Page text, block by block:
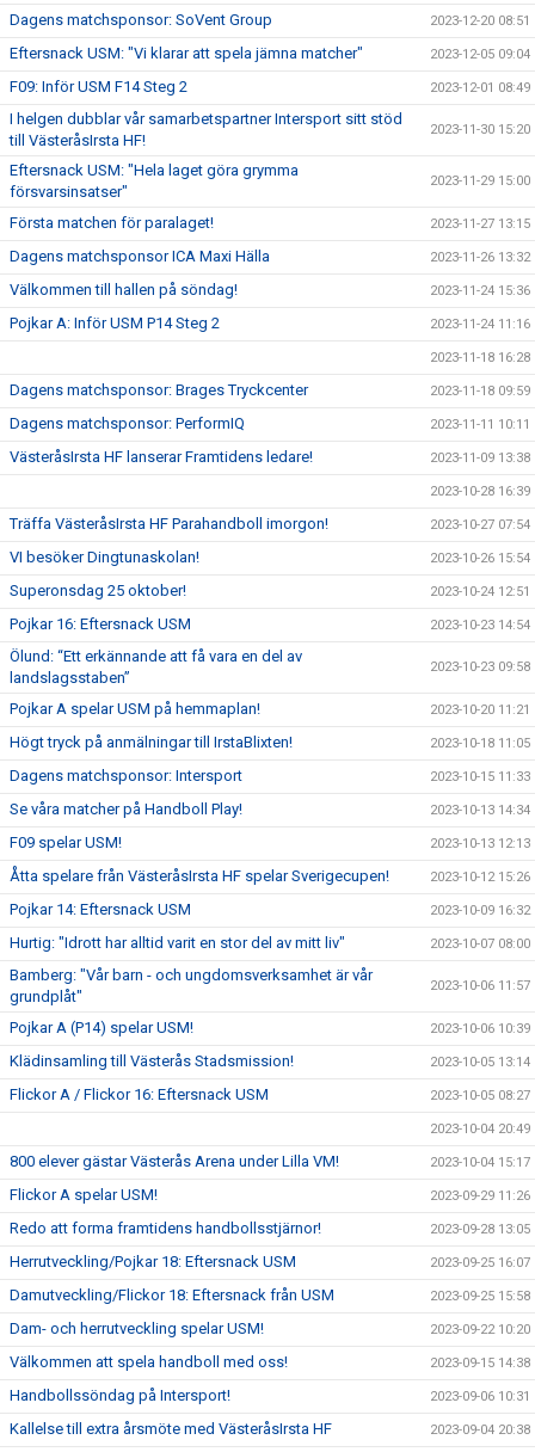
Dagens matchsponsor: SoVent Group 2023-12-20 08:51
Eftersnack USM: "Vi klarar att spela jämna matcher" 2023-12-05 09:04
F09: Inför USM F14 Steg 2 2023-12-01 08:49
I helgen dubblar vår samarbetspartner Intersport sitt stöd
till VästeråsIrsta HF!
2023-11-30 15:20
Eftersnack USM: "Hela laget göra grymma
försvarsinsatser"
2023-11-29 15:00
Första matchen för paralaget! 2023-11-27 13:15
Dagens matchsponsor ICA Maxi Hälla 2023-11-26 13:32
Välkommen till hallen på söndag! 2023-11-24 15:36
Pojkar A: Inför USM P14 Steg 2 2023-11-24 11:16
2023-11-18 16:28
Dagens matchsponsor: Brages Tryckcenter 2023-11-18 09:59
Dagens matchsponsor: PerformIQ 2023-11-11 10:11
VästeråsIrsta HF lanserar Framtidens ledare! 2023-11-09 13:38
2023-10-28 16:39
Träffa VästeråsIrsta HF Parahandboll imorgon! 2023-10-27 07:54
VI besöker Dingtunaskolan! 2023-10-26 15:54
Superonsdag 25 oktober! 2023-10-24 12:51
Pojkar 16: Eftersnack USM 2023-10-23 14:54
Ölund: “Ett erkännande att få vara en del av
landslagsstaben”
2023-10-23 09:58
Pojkar A spelar USM på hemmaplan! 2023-10-20 11:21
Högt tryck på anmälningar till IrstaBlixten! 2023-10-18 11:05
Dagens matchsponsor: Intersport 2023-10-15 11:33
Se våra matcher på Handboll Play! 2023-10-13 14:34
F09 spelar USM! 2023-10-13 12:13
Åtta spelare från VästeråsIrsta HF spelar Sverigecupen! 2023-10-12 15:26
Pojkar 14: Eftersnack USM 2023-10-09 16:32
Hurtig: "Idrott har alltid varit en stor del av mitt liv" 2023-10-07 08:00
Bamberg: "Vår barn - och ungdomsverksamhet är vår
grundplåt"
2023-10-06 11:57
Pojkar A (P14) spelar USM! 2023-10-06 10:39
Klädinsamling till Västerås Stadsmission! 2023-10-05 13:14
Flickor A / Flickor 16: Eftersnack USM 2023-10-05 08:27
2023-10-04 20:49
800 elever gästar Västerås Arena under Lilla VM! 2023-10-04 15:17
Flickor A spelar USM! 2023-09-29 11:26
Redo att forma framtidens handbollsstjärnor! 2023-09-28 13:05
Herrutveckling/Pojkar 18: Eftersnack USM 2023-09-25 16:07
Damutveckling/Flickor 18: Eftersnack från USM 2023-09-25 15:58
Dam- och herrutveckling spelar USM! 2023-09-22 10:20
Välkommen att spela handboll med oss! 2023-09-15 14:38
Handbollssöndag på Intersport! 2023-09-06 10:31
Kallelse till extra årsmöte med VästeråsIrsta HF 2023-09-04 20:38